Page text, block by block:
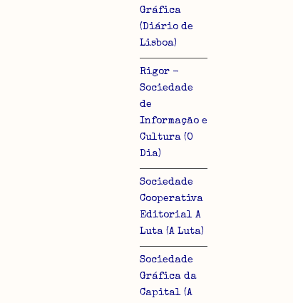
Gráfica
(Diário de
Lisboa)
Rigor -
Sociedade
de
Informação e
Cultura (O
Dia)
Sociedade
Cooperativa
Editorial A
Luta (A Luta)
Sociedade
Gráfica da
Capital (A